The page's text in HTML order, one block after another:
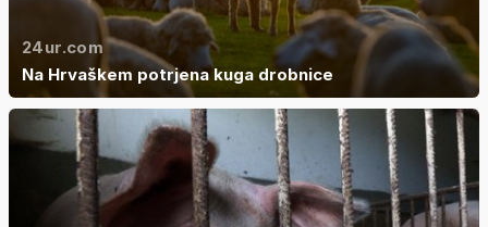
24ur.com
Na Hrvaškem potrjena kuga drobnice